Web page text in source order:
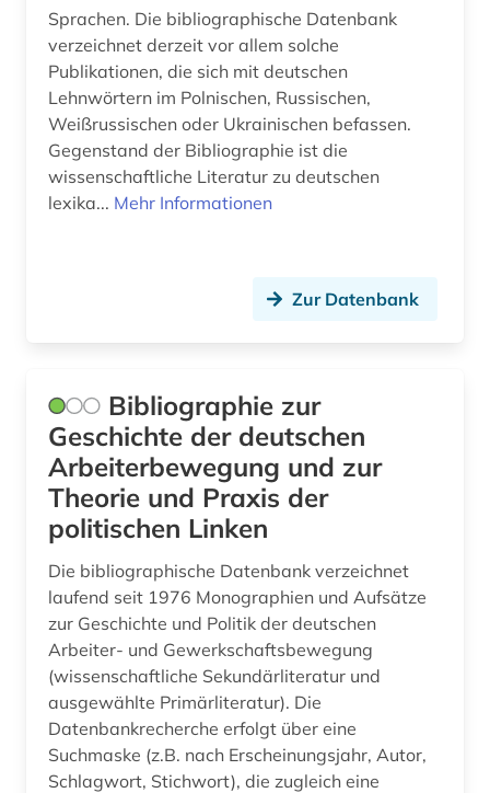
japanologie (1)
johann christian (2)
johann christoph friedrich (2)
judentum (1)
jugendforschung (1)
jugendliteratur (1)
kanada (5)
karte (1)
kartographie (1)
katalog (12)
kinderliteratur (1)
Sprachen. Die bibliographische Datenbank
verzeichnet derzeit vor allem solche
Publikationen, die sich mit deutschen
Lehnwörtern im Polnischen, Russischen,
Weißrussischen oder Ukrainischen befassen.
Gegenstand der Bibliographie ist die
wissenschaftliche Literatur zu deutschen
lexika... Mehr Informationen
Zur Datenbank
Bibliographie zur
Geschichte der deutschen
Arbeiterbewegung und zur
Theorie und Praxis der
politischen Linken
Die bibliographische Datenbank verzeichnet
laufend seit 1976 Monographien und Aufsätze
zur Geschichte und Politik der deutschen
Arbeiter- und Gewerkschaftsbewegung
(wissenschaftliche Sekundärliteratur und
ausgewählte Primärliteratur). Die
Datenbankrecherche erfolgt über eine
Suchmaske (z.B. nach Erscheinungsjahr, Autor,
Schlagwort, Stichwort), die zugleich eine